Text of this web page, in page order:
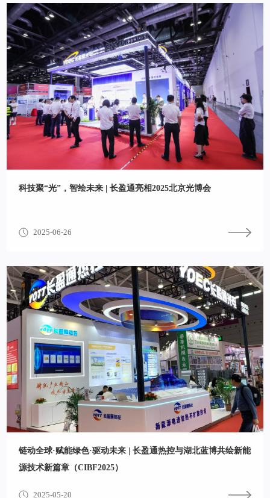
科技聚“光”，智绘未来 | 长盈通亮相2025北京光博会
2025-06-26
链动全球·赋能绿色·驱动未来 | 长盈通热控与湖北蓝博共绘新能
源技术新篇章（CIBF2025）
2025-05-20